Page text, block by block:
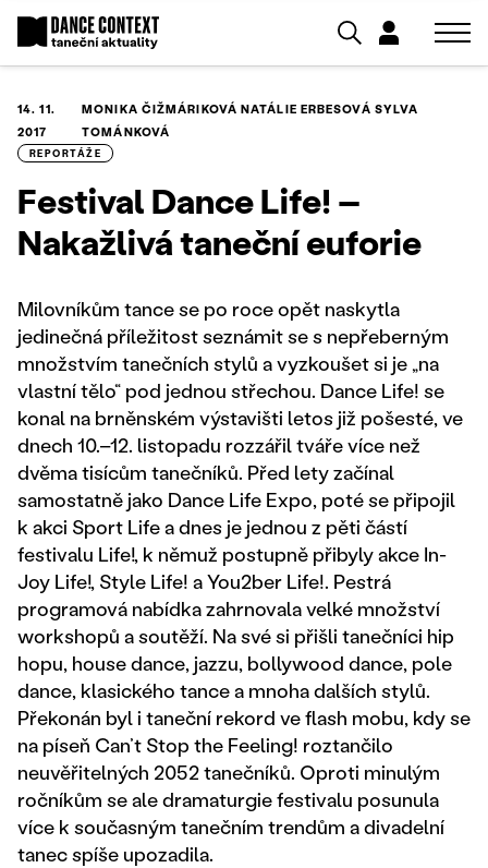
14. 11.
2017
MONIKA ČIŽMÁRIKOVÁ NATÁLIE ERBESOVÁ SYLVA
TOMÁNKOVÁ
REPORTÁŽE
Festival Dance Life! –
Nakažlivá taneční euforie
Milovníkům tance se po roce opět naskytla
jedinečná příležitost seznámit se s nepřeberným
množstvím tanečních stylů a vyzkoušet si je „na
vlastní tělo“ pod jednou střechou. Dance Life! se
konal na brněnském výstavišti letos již pošesté, ve
dnech 10.–12. listopadu rozzářil tváře více než
dvěma tisícům tanečníků. Před lety začínal
samostatně jako Dance Life Expo, poté se připojil
k akci Sport Life a dnes je jednou z pěti částí
festivalu Life!, k němuž postupně přibyly akce In-
Joy Life!, Style Life! a You2ber Life!. Pestrá
programová nabídka zahrnovala velké množství
workshopů a soutěží. Na své si přišli tanečníci hip
hopu, house dance, jazzu, bollywood dance, pole
dance, klasického tance a mnoha dalších stylů.
Překonán byl i taneční rekord ve flash mobu, kdy se
na píseň Can’t Stop the Feeling! roztančilo
neuvěřitelných 2052 tanečníků. Oproti minulým
ročníkům se ale dramaturgie festivalu posunula
více k současným tanečním trendům a divadelní
tanec spíše upozadila.